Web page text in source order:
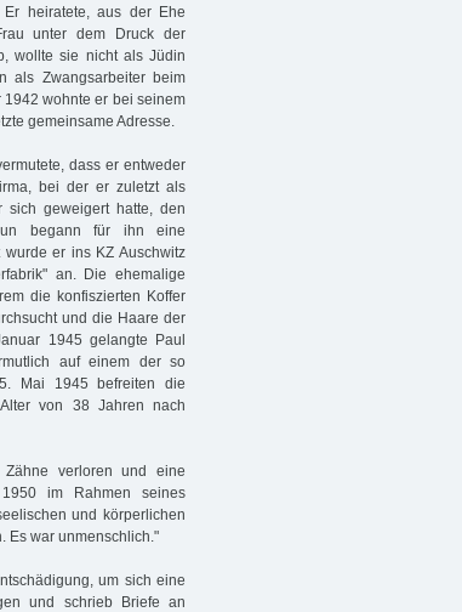
Er heiratete, aus der Ehe
unter dem Druck der
wollte sie nicht als Jüdin
als Zwangsarbeiter beim
wohnte er bei seinem
gemeinsame Adresse.
dass er entweder
bei der er zuletzt als
sich geweigert hatte, den
begann für ihn eine
er ins KZ Auschwitz
an. Die ehemalige
die konfiszierten Koffer
und die Haare der
1945 gelangte Paul
auf einem der so
Mai 1945 befreiten die
von 38 Jahren nach
verloren und eine
im Rahmen seines
und körperlichen
Es war unmenschlich."
um sich eine
und schrieb Briefe an